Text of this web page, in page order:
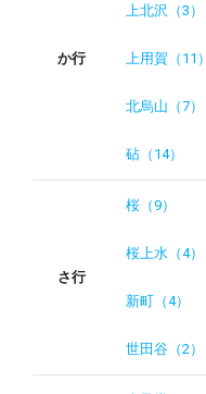
か行
上北沢（3）
上用賀（11）
北烏山（7）
砧（14）
さ行
桜（9）
桜上水（4）
新町（4）
世田谷（2）